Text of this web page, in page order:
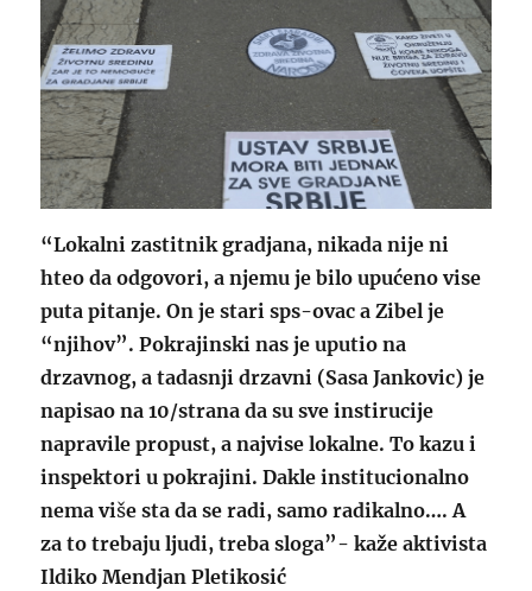
“Lokalni zastitnik gradjana, nikada nije ni
hteo da odgovori, a njemu je bilo upućeno vise
puta pitanje. On je stari sps-ovac a Zibel je
“njihov”. Pokrajinski nas je uputio na
drzavnog, a tadasnji drzavni (Sasa Jankovic) je
napisao na 10/strana da su sve instirucije
napravile propust, a najvise lokalne. To kazu i
inspektori u pokrajini. Dakle institucionalno
nema više sta da se radi, samo radikalno…. A
za to trebaju ljudi, treba sloga”- kaže aktivista
Ildiko Mendjan Pletikosić